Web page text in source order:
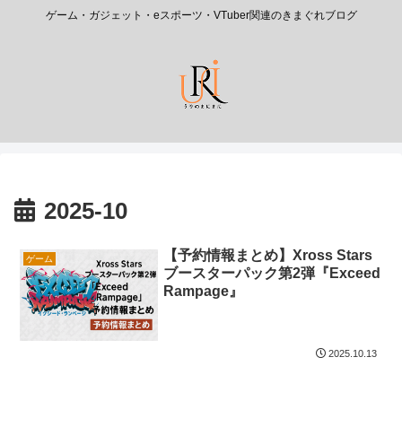
ゲーム・ガジェット・eスポーツ・VTuber関連のきまぐれブログ
2025-10
ゲーム
【予約情報まとめ】Xross Stars
ブースターパック第2弾『Exceed
Rampage』
2025.10.13